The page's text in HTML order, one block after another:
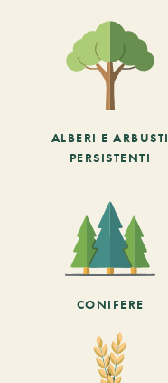
ALBERI E ARBUSTI
PERSISTENTI
CONIFERE